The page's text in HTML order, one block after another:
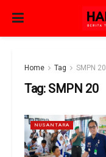
Home Tag SMPN 20
Tag: SMPN 20
NUSANTARA